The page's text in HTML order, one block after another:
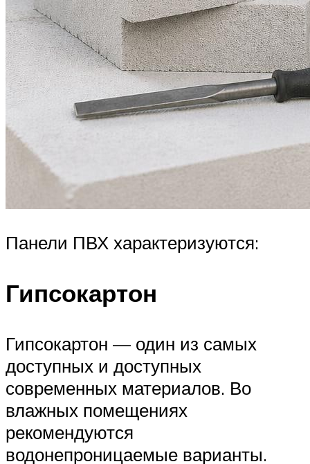
Панели ПВХ характеризуются:
Гипсокартон
Гипсокартон — один из самых
доступных и доступных
современных материалов. Во
влажных помещениях
рекомендуются
водонепроницаемые варианты.